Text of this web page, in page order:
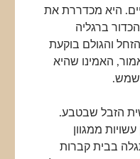
היא מכדררת את
ברגליה
והגולם בוקעת
האמינו שהיא
הזבל שבטבע.
הוא בין 1- 3 ס"מ והן עשויות ממגוון
בבית קברות